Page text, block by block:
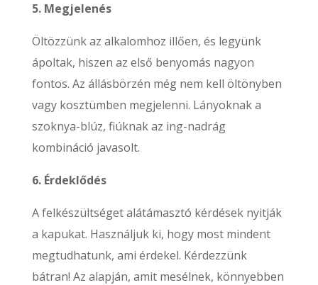
5. Megjelenés
Öltözzünk az alkalomhoz illően, és legyünk
ápoltak, hiszen az első benyomás nagyon
fontos. Az állásbörzén még nem kell öltönyben
vagy kosztümben megjelenni. Lányoknak a
szoknya-blúz, fiúknak az ing-nadrág
kombináció javasolt.
6. Érdeklődés
A felkészültséget alátámasztó kérdések nyitják
a kapukat. Használjuk ki, hogy most mindent
megtudhatunk, ami érdekel. Kérdezzünk
bátran! Az alapján, amit mesélnek, könnyebben